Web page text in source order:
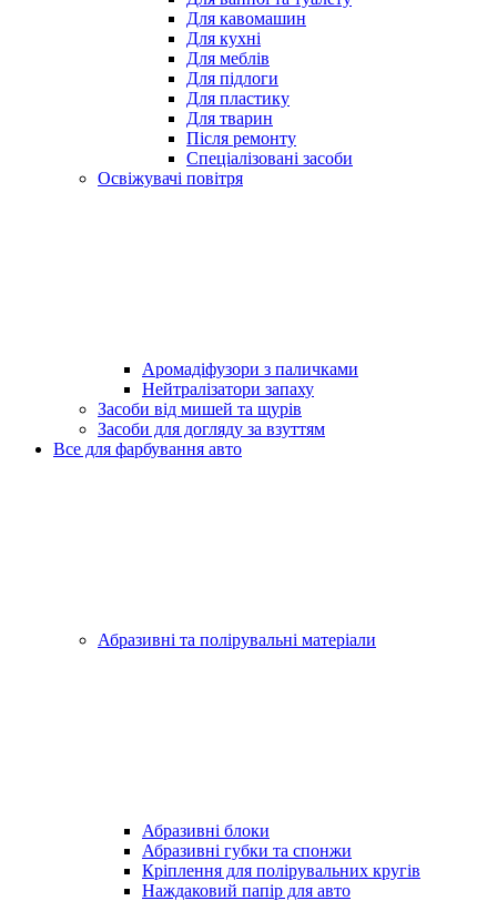
Для кавомашин
Для кухні
Для меблів
Для підлоги
Для пластику
Для тварин
Після ремонту
Спеціалізовані засоби
Освіжувачі повітря
Аромадіфузори з паличками
Нейтралізатори запаху
Засоби від мишей та щурів
Засоби для догляду за взуттям
Все для фарбування авто
Абразивні та полірувальні матеріали
Абразивні блоки
Абразивні губки та спонжи
Кріплення для полірувальних кругів
Наждаковий папір для авто